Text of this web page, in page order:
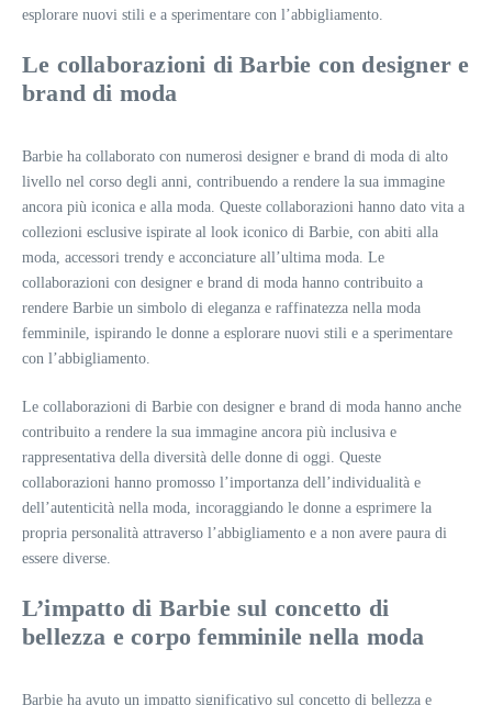
esplorare nuovi stili e a sperimentare con l’abbigliamento.
Le collaborazioni di Barbie con designer e
brand di moda
Barbie ha collaborato con numerosi designer e brand di moda di alto
livello nel corso degli anni, contribuendo a rendere la sua immagine
ancora più iconica e alla moda. Queste collaborazioni hanno dato vita a
collezioni esclusive ispirate al look iconico di Barbie, con abiti alla
moda, accessori trendy e acconciature all’ultima moda. Le
collaborazioni con designer e brand di moda hanno contribuito a
rendere Barbie un simbolo di eleganza e raffinatezza nella moda
femminile, ispirando le donne a esplorare nuovi stili e a sperimentare
con l’abbigliamento.
Le collaborazioni di Barbie con designer e brand di moda hanno anche
contribuito a rendere la sua immagine ancora più inclusiva e
rappresentativa della diversità delle donne di oggi. Queste
collaborazioni hanno promosso l’importanza dell’individualità e
dell’autenticità nella moda, incoraggiando le donne a esprimere la
propria personalità attraverso l’abbigliamento e a non avere paura di
essere diverse.
L’impatto di Barbie sul concetto di
bellezza e corpo femminile nella moda
Barbie ha avuto un impatto significativo sul concetto di bellezza e